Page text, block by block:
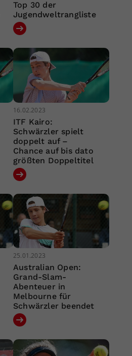
Top 30 der
Jugendweltrangliste
16.02.2023
ITF Kairo:
Schwärzler spielt
doppelt auf –
Chance auf bis dato
größten Doppeltitel
25.01.2023
Australian Open:
Grand-Slam-
Abenteuer in
Melbourne für
Schwärzler beendet